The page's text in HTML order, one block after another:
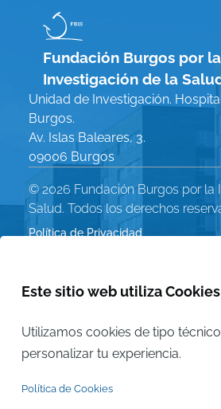
Fundación Burgos por la
Investigación de la
Unidad de Investigación.
Burgos.
Av. Islas Baleares, 3.
09006 Burgos
© 2026 Fundación Burgos por la
Salud. Todos los derechos
Legal
Política de Privacidad
Política de Cookies
Este sitio web utiliza Cookies
Utilizamos cookies de tipo
personalizar tu experiencia.
Política de Cookies